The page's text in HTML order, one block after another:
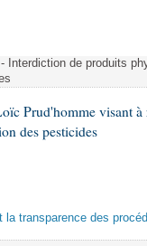
Interdiction de produits
Prud'homme visant à
des pesticides
la transparence des